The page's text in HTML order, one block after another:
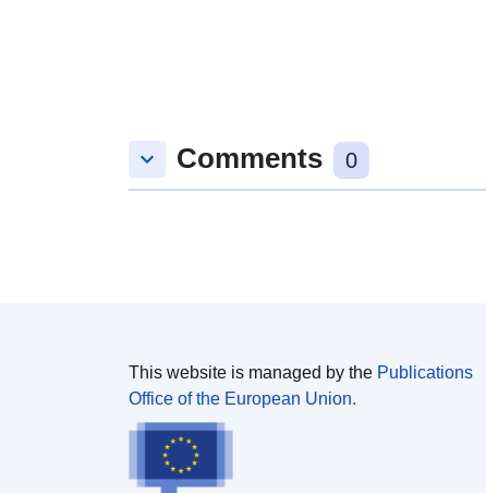
keyboard_arrow_down Comments 0
This website is managed by the Publications
Office of the European Union.